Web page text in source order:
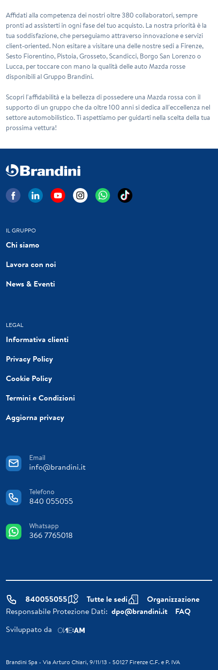
Affidati alla competenza dei nostri oltre 380 collaboratori, sempre
pronti ad assisterti in ogni fase del tuo acquisto. La nostra priorità è la
tua soddisfazione, che perseguiamo attraverso innovazione e servizi
client-oriented. Non esitare a visitare una delle nostre sedi a Firenze,
Sesto Fiorentino, Pistoia, Grosseto, Scandicci, Borgo San Lorenzo o
Lucca, per toccare con mano la qualità delle autoMazda rosse
disponibili al Gruppo Brandini.
Scopri l'affidabilità e la bellezza di possedere una Mazda rossa con il
supporto di un gruppo che da oltre 100 anni si dedica all'eccellenza nel
settore automobilistico. Ti aspettiamo per guidarti nella scelta della tua
prossima vettura!
IL GRUPPO
Chi siamo
Lavora con noi
News & Eventi
LEGAL
Informativa clienti
Privacy Policy
Cookie Policy
Termini e Condizioni
Aggiorna privacy
Email
info@brandini.it
Telefono
840 055055
Whatsapp
366 7765018
840055055 Tutte le sedi
Organizzazione
Responsabile Protezione Dati: dpo@brandini.it
FAQ
Sviluppato da
Brandini Spa - Via Arturo Chiari, 9/11/13 - 50127 Firenze C.F. e P. IVA